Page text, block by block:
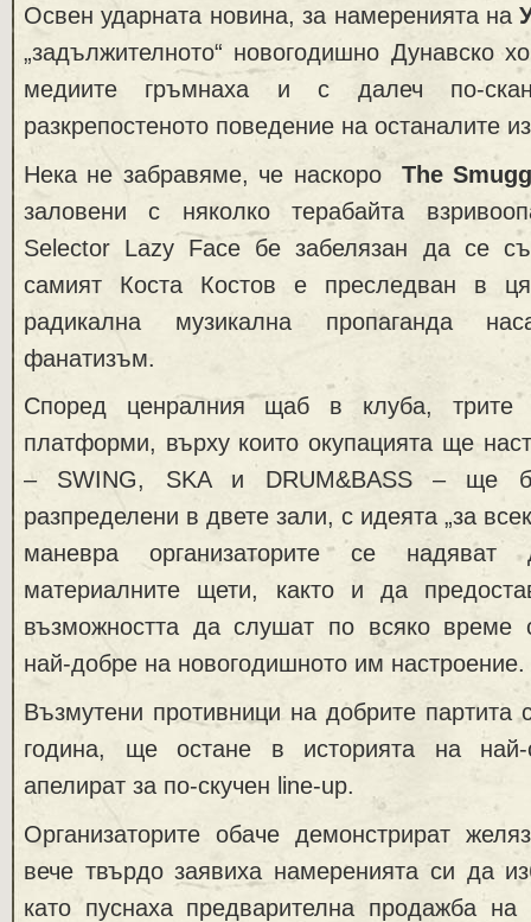
Освен ударната новина, за намеренията на
„задължителното“ новогодишно Дунавско
медиите гръмнаха и с далеч по-
разкрепостеното поведение на останалите
Нека не забравяме, че наскоро The
заловени с няколко терабайта
Selector Lazy Face бе забелязан да се
самият Коста Костов е преследван в
радикална музикална пропаганда
фанатизъм.
Според ценралния щаб в клуба, трите
платформи, върху които окупацията ще
– SWING, SKA и DRUM&BASS – ще
разпределени в двете зали, с идеята „за
маневра организаторите се надяват
материалните щети, както и да
възможността да слушат по всяко време
най-добре на новогодишното им настроение.
Възмутени противници на добрите партита
година, ще остане в историята на най-
апелират за по-скучен line-up.
Организаторите обаче демонстрират
вече твърдо заявиха намеренията си да
като пуснаха предварителна продажба